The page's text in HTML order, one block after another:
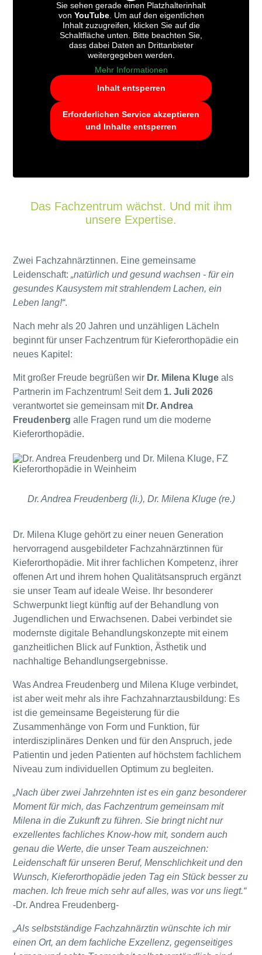
Sie sehen gerade einen Platzhalterinhalt
von YouTube. Um auf den eigentlichen
Inhalt zuzugreifen, klicken Sie auf die
Schaltfläche unten. Bitte beachten Sie,
dass dabei Daten an Drittanbieter
weitergegeben werden.
Mehr Informationen
Inhalt entsperren
Erforderlichen Service akzeptieren
und Inhalte entsperren
Das Fachzentrum wächst. Und mit ihm
unsere Expertise.
Zwei Fachzahnärztinnen. Eine gemeinsame
Leidenschaft:„natürlich und gesund wachsen - für ein
gesundes Kausystem mit strahlendem Lachen, ein
Leben lang!“.
Nach mehr als 20 Jahren und unzähligen Lächeln
beginnt für unser Fachzentrum für Kieferorthopädie ein
neues Kapitel:
Mit großer Freude begrüßen wir Dr. Milena Kluge als
Partnerin im Fachzentrum! Seit dem 1. Juli 2026
verantwortet sie gemeinsam mit Dr. Andrea
Freudenberg alle Fragen rund um die moderne
Kieferorthopädie.
Dr. Andrea Freudenberg (li.), Dr. Milena Kluge (re.)
Dr. Milena Kluge gehört zu einer neuen Generation
hervorragend ausgebildeter Fachzahnärztinnen für
Kieferorthopädie. Mit ihrer fachlichen Kompetenz, ihrer
offenen Art und ihrem hohen Qualitätsanspruch ergänzt
sie unser Team auf ideale Weise. Ihr besonderer
Schwerpunkt liegt künftig auf der Behandlung von
Jugendlichen und Erwachsenen. Dabei verbindet sie
modernste digitale Behandlungskonzepte mit einem
ganzheitlichen Blick auf Funktion, Ästhetik und
nachhaltige Behandlungsergebnisse.
Was Andrea Freudenberg und Milena Kluge verbindet,
ist aber weit mehr als ihre Fachzahnarztausbildung: Es
ist die gemeinsame Begeisterung für die
Zusammenhänge von Form und Funktion, für
interdisziplinäres Denken und für den Anspruch, jede
Patientin und jeden Patienten auf höchstem fachlichem
Niveau zum individuellen Optimum zu begleiten.
„Nach über zwei Jahrzehnten ist es ein ganz besonderer
Moment für mich, das Fachzentrum gemeinsam mit
Milena in die Zukunft zu führen. Sie bringt nicht nur
exzellentes fachliches Know-how mit, sondern auch
genau die Werte, die unser Team auszeichnen:
Leidenschaft für unseren Beruf, Menschlichkeit und den
Wunsch, Kieferorthopädie jeden Tag ein Stück besser zu
machen. Ich freue mich sehr auf alles, was vor uns liegt.“
-Dr. Andrea Freudenberg-
„Als selbstständige Fachzahnärztin wünschte ich mir
einen Ort, an dem fachliche Exzellenz, gegenseitiges